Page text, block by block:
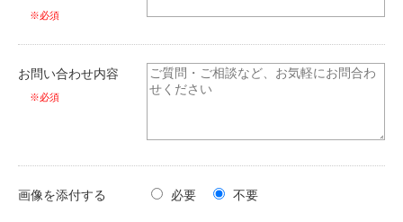
※必須
お問い合わせ内容
※必須
画像を添付する 必要 不要